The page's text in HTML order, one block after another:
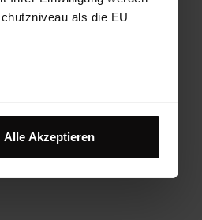
als die EU
Alle Akzeptieren